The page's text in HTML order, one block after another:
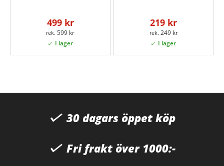
499 kr
599 kr
219 kr
249 kr
30 dagars öppet köp
Fri frakt över 1000:-